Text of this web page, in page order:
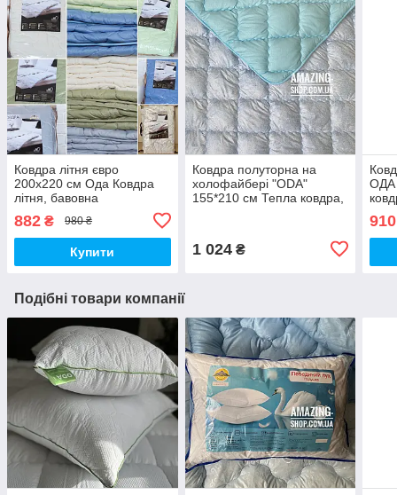
Ковдра літня євро
200х220 см Ода Ковдра
літня, бавовна
ковдру ODA
882 ₴ 980 ₴
Купити
Ковдра полуторна на
холофайбері "ODA"
155*210 см Тепла ковдра,
1 024₴
ОДА
910
Подібні товари компанії